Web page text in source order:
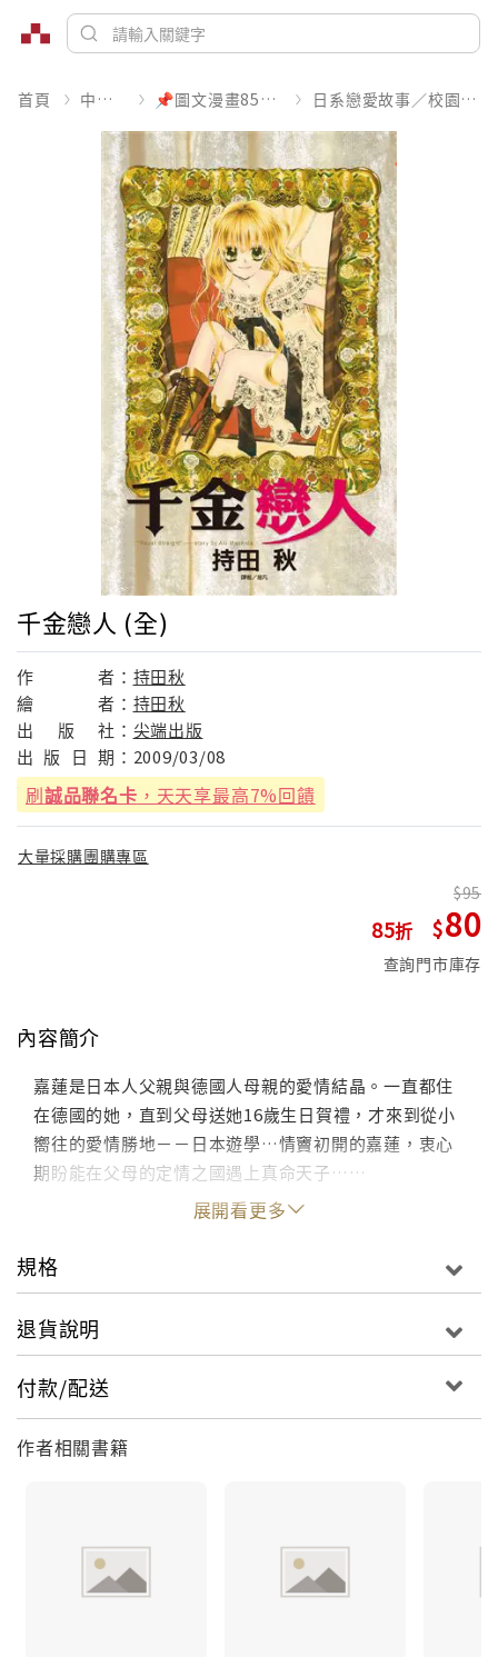
首頁 中文書 📌圖文漫畫85折起 日系戀愛故事／校園青春
千金戀人 (全)
作 者： 持田秋
繪
者： 持田秋
出
版 社： 尖端出版
出 版 日 期： 2009/03/08
刷誠品聯名卡 ，天天享最高7%回饋
大量採購團購專區
85
95
80
查詢門市庫存
內容簡介
嘉蓮是日本人父親與德國人母親的愛情結晶。一直都住
在德國的她，直到父母送她16歲生日賀禮，才來到從小
嚮往的愛情勝地－－日本遊學…情竇初開的嘉蓮，衷心
期盼能在父母的定情之國遇上真命天子……
展開看更多
規格
退貨說明
付款/配送
作者相關書籍